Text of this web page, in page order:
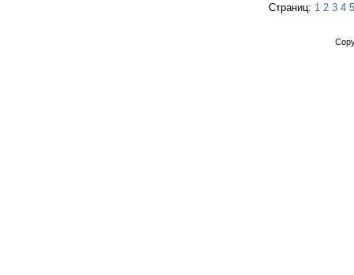
Страниц: 1 2 3 4 5